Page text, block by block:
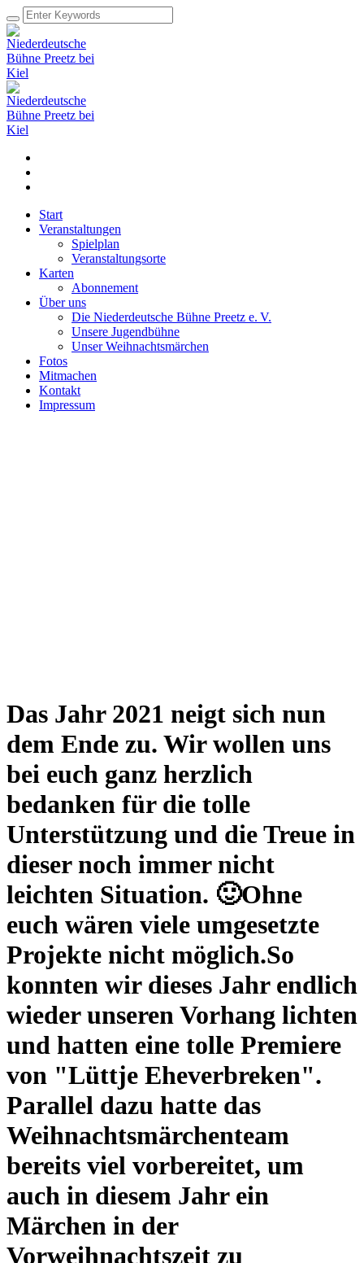
Start
Veranstaltungen
Spielplan
Veranstaltungsorte
Karten
Abonnement
Über uns
Die Niederdeutsche Bühne Preetz e. V.
Unsere Jugendbühne
Unser Weihnachtsmärchen
Fotos
Mitmachen
Kontakt
Impressum
Das Jahr 2021 neigt sich nun
dem Ende zu. Wir wollen uns
bei euch ganz herzlich
bedanken für die tolle
Unterstützung und die Treue in
dieser noch immer nicht
leichten Situation. 🙂Ohne
euch wären viele umgesetzte
Projekte nicht möglich.So
konnten wir dieses Jahr endlich
wieder unseren Vorhang lichten
und hatten eine tolle Premiere
von "Lüttje Eheverbreken".
Parallel dazu hatte das
Weihnachtsmärchenteam
bereits viel vorbereitet, um
auch in diesem Jahr ein
Märchen in der
Vorweihnachtszeit zu